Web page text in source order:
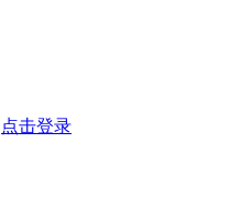
点击登录